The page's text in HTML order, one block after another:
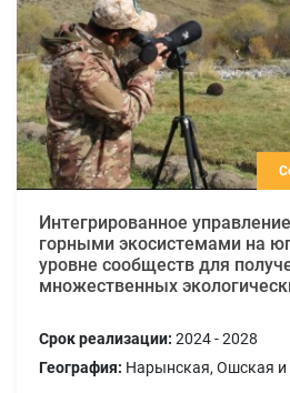
Интегрированное
горными экосистемами на
уровне сообществ для
множественных
Срок реализации: 2024 - 2028
География: Нарынская, Ошская и